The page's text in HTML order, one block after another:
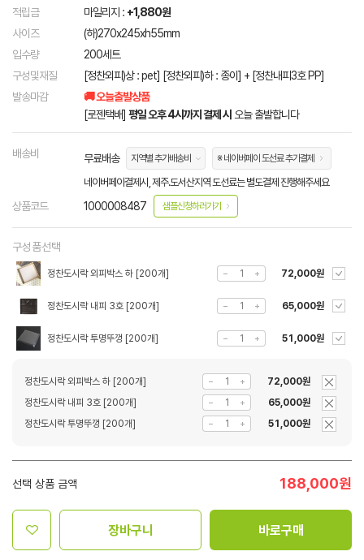
적립금 마일리지 : +1,880원
사이즈
(하)270x245xh55mm
입수량
200세트
구성및재질
[정찬외피)상 : pet] [정찬외피)하 : 종이] + [정찬내피3호 PP]
발송마감
🚚 오늘출발상품
[로젠택배] 평일 오후 4시까지 결제 시 오늘 출발합니다
배송비 무료배송 지역별 추가배송비 ※ 네이버페이 도선료 추가결제
네이버페이결제시, 제주.도서산지역 도선료는 별도결제 진행해주세요
상품코드 1000008487 샘플신청하러가기
구성품선택
정찬도시락 외피박스 하 [200개] 72,000원
정찬도시락 내피 3호 [200개] 65,000원
정찬도시락 투명뚜껑 [200개] 51,000원
정찬도시락 외피박스 하 [200개]
72,000원
정찬도시락 내피 3호 [200개]
65,000원
정찬도시락 투명뚜껑 [200개]
51,000원
선택 상품 금액 188,000원
장바구니 바로구매